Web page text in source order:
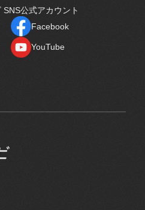
公式アカウント
Facebook
YouTube